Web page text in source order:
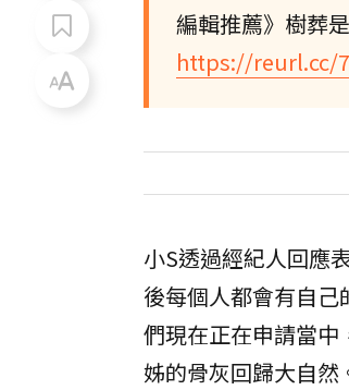
編輯推薦》樹葬
https://reurl.cc/
小S透過經紀人回應
後每個人都會有自
們現在正在申請當
姊的骨灰回歸大自然